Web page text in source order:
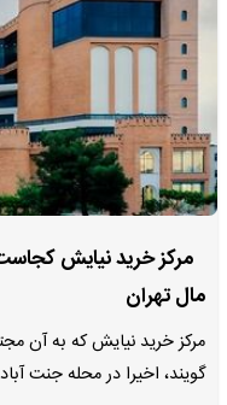
مرکز خرید نیایش
مال تهران
مرکز خرید نیایش که به آن
گویند، اخیرا در محله جنت